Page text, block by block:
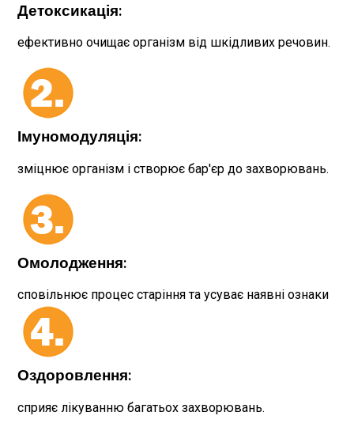
Детоксикація:
ефективно очищає організм від шкідливих речовин.
Імуномодуляція:
зміцнює організм і створює бар'єр до захворювань.
Омолодження:
сповільнює процес старіння та усуває наявні ознаки
Оздоровлення:
сприяє лікуванню багатьох захворювань.